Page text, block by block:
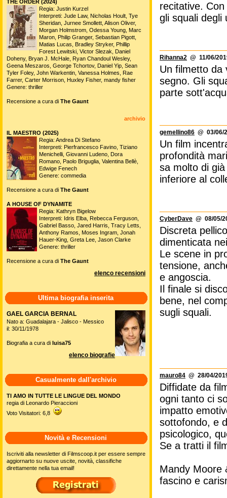
recitative.
gli squali degli
Rihanna2 @ 11/06/
Un filmetto da
segno. Gli
parte
gemellino86 @ 03/06/
Un film
profondità
sa molto di
inferiore al
CyberDave @ 08/05/
Discreta
dimenticata
Le scene in
tensione,
e angoscia.
Il finale si
bene, nel
sugli squali.
mauro84 @ 28/04/
Diffidate da
ogni tanto ci
impatto
sottofondo, e
psicologico,
Se a tratti il
Mandy Moore
fascino e
THE ORDER (2024)
Regia: Justin Kurzel
Interpreti: Jude Law, Nicholas Hoult, Tye
Sheridan, Jurnee Smollett, Alison Oliver,
Morgan Holmstrom, Odessa Young, Marc
Maron, Philip Granger, Sebastian Pigott,
Matias Lucas, Bradley Stryker, Phillip
Forest Lewitski, Victor Slezak, Daniel
Doheny, Bryan J. McHale, Ryan Chandoul Wesley,
Geena Meszaros, George Tchortov, Daniel Yip, Sean
Tyler Foley, John Warkentin, Vanessa Holmes, Rae
Farrer, Carter Morrison, Huxley Fisher, mandy fisher
Genere: thriller
Recensione a cura di The Gaunt
archivio
IL MAESTRO (2025)
Regia: Andrea Di Stefano
Interpreti: Pierfrancesco Favino, Tiziano
Menichelli, Giovanni Ludeno, Dora
Romano, Paolo Briguglia, Valentina Bellè,
Edwige Fenech
Genere: commedia
Recensione a cura di The Gaunt
A HOUSE OF DYNAMITE
Regia: Kathryn Bigelow
Interpreti: Idris Elba, Rebecca Ferguson,
Gabriel Basso, Jared Harris, Tracy Letts,
Anthony Ramos, Moses Ingram, Jonah
Hauer-King, Greta Lee, Jason Clarke
Genere: thriller
Recensione a cura di The Gaunt
elenco recensioni
Ultima biografia inserita
GAEL GARCIA BERNAL
Nato a: Guadalajara - Jalisco - Messico
il: 30/11/1978
Biografia a cura di luisa75
elenco biografie
Casualmente dall'archivio
TI AMO IN TUTTE LE LINGUE DEL MONDO
regia di Leonardo Pieraccioni
Voto Visitatori: 6,8
Novità e Recensioni
Iscriviti alla newsletter di Filmscoop.it per essere sempre
aggiornarto su nuove uscite, novità, classifiche
direttamente nella tua email!